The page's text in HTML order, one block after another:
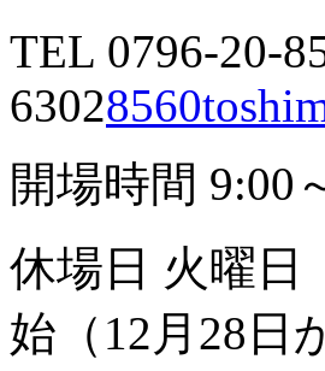
TEL 0796-20-
6302
開場時間 9:00
休場日 火曜日
始（12月28日